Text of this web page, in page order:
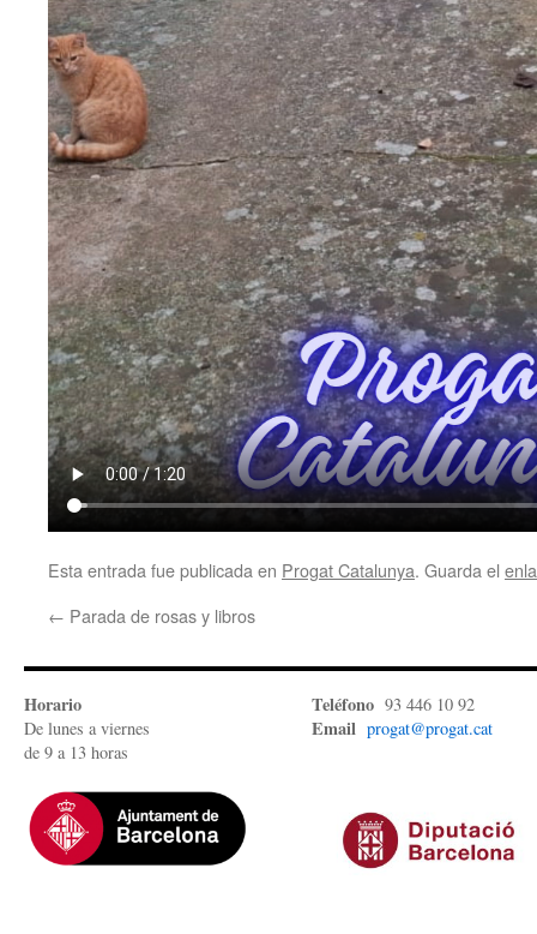
Esta entrada fue publicada en Progat Catalunya. Guarda el
← Parada de rosas y libros
Horario
De lunes a viernes
de 9 a 13 horas
Teléfono 93 446 10 92
Email progat@progat.cat